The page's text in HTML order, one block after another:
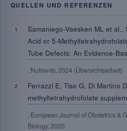
QUELLEN UND REFERENZEN
Samaniego-Vaesken ML et
Acid or 5-
Tube Defects: An Evidence-
, Nutrients, 2024 (Übersichtsarbeit)
Ferrazzi E, Tiso G, Di Martino
methyltetrahydrofolate
, European Journal of Obstetrics &
Biology, 2020